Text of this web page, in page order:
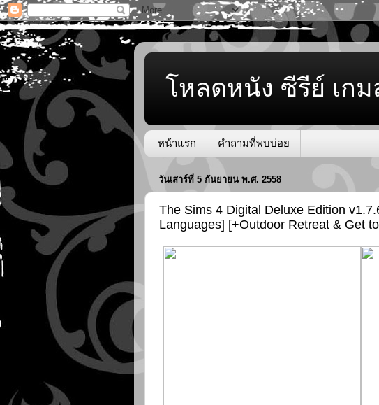
โหลดหนัง ซีรีย์ เก
หน้าแรก คำถามที่พบบ่อย
วันเสาร์ที่ 5 กันยายน พ.ศ. 2558
The Sims 4 Digital Deluxe Edition
Languages] [+Outdoor Retreat & Get